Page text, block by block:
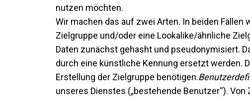
nutzen möchten.
Wir machen das auf zwei Arten. In beiden
Zielgruppe und/oder eine Lookalike/ähnliche
Daten zunächst gehasht und pseudonymisiert.
durch eine künstliche Kennung ersetzt werden.
Erstellung der Zielgruppe benötigen.
unseres Dienstes („bestehende Benutzer“).